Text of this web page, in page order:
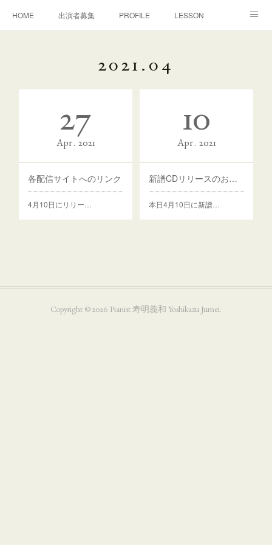
HOME 出演者募集 PROFILE LESSON
BONON Classics
2021.04
27
Apr 2021
各配信サイトへのリンク
4月10日にリリー…
10
Apr 2021
新譜CDリリースのお知らせ
本日4月10日に新譜…
Copyright ©2026 Pianist 寿明義和 Yoshikazu Jumei.